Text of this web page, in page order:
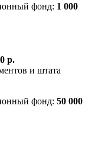
фонд: 1 000
р.
и штата
фонд: 50 000